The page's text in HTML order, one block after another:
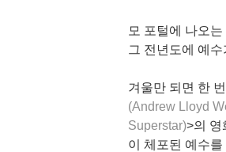
모 포털에 나오
그 전년도에 예
겨울만 되면 한
(Andrew Lloyd
Superstar)>의 영
이 체포된 예수